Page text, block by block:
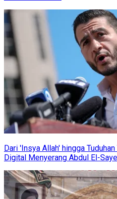
Dari 'Insya Allah' hingga
Digital Menyerang Abdul El-